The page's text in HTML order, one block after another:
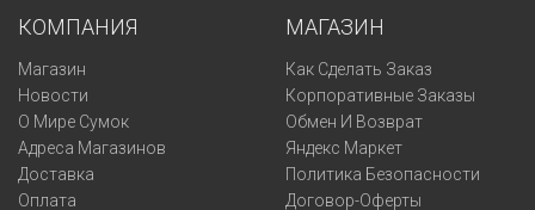
КОМПАНИЯ
Магазин
Новости
О Мире Сумок
Адреса Магазинов
Доставка
Оплата
МАГАЗИН
Как Сделать Заказ
Корпоративные Заказы
Обмен И Возврат
Яндекс Маркет
Политика Безопасности
Договор-Оферты